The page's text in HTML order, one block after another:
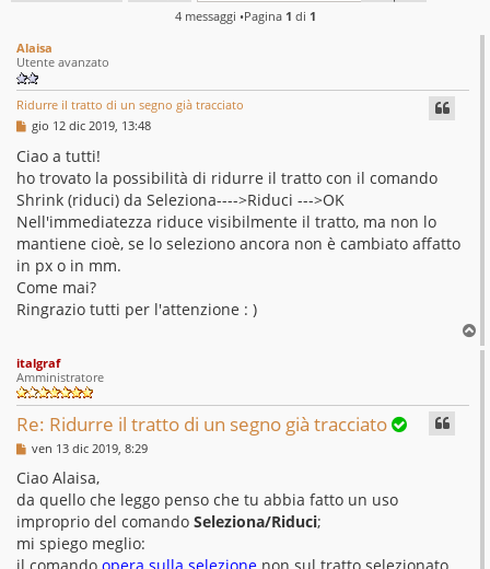
i
s
s
o
l
v
e
d
4 messaggi •Pagina 1 di 1
Alaisa
Utente avanzato
Ridurre il tratto di un segno già tracciato
M
e
s
s
a
g
g
i
o
gio 12 dic 2019, 13:48
Ciao a tutti!
ho trovato la possibilità di ridurre il tratto con il comando
Shrink (riduci) da Seleziona---->Riduci --->OK
Nell'immediatezza riduce visibilmente il tratto, ma non lo
mantiene cioè, se lo seleziono ancora non è cambiato affatto
in px o in mm.
Come mai?
Ringrazio tutti per l'attenzione : )
o
italgraf
Amministratore
Re: Ridurre il tratto di un segno già tracciato
M
s
s
a
g
g
i
o
ven 13 dic 2019, 8:29
Ciao Alaisa,
da quello che leggo penso che tu abbia fatto un uso
improprio del comando Seleziona/Riduci;
mi spiego meglio: